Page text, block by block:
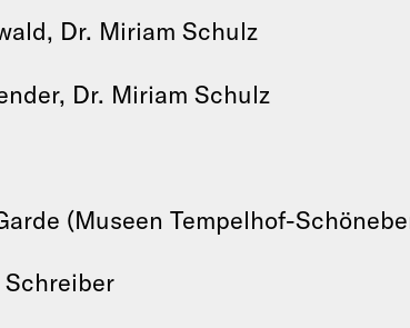
Dr. Miriam Schulz
Dr. Miriam Schulz
(Museen Tempelhof-